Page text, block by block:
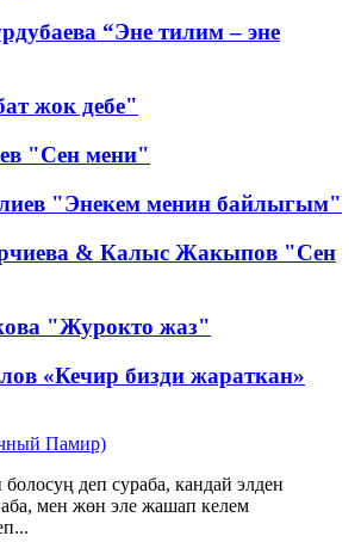
“Эне тилим – эне
жок дебе"
"Сен мени"
"Энекем менин байлыгым"
& Калыс Жакыпов "Сен
"Журокто жаз"
«Кечир бизди жараткан»
деп сураба, кандай элден
мен жөн эле жашап келем